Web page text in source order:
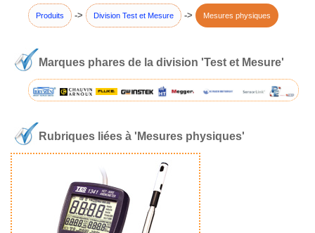
Produits -> Division Test et Mesure -> Mesures physiques
Marques phares de la division 'Test et Mesure'
Rubriques liées à 'Mesures physiques'